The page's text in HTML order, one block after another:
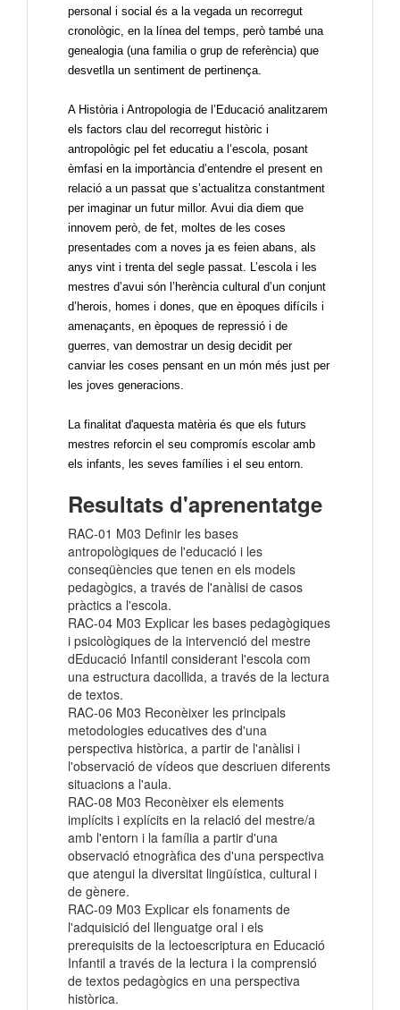
personal i social és a la vegada un recorregut
cronològic, en la línea del temps, però també una
genealogia (una familia o grup de referència) que
desvetlla un sentiment de pertinença.
A Història i Antropologia de l’Educació analitzarem
els factors clau del recorregut històric i
antropològic pel fet educatiu a l’escola, posant
èmfasi en la importància d’entendre el present en
relació a un passat que s’actualitza constantment
per imaginar un futur millor. Avui dia diem que
innovem però, de fet, moltes de les coses
presentades com a noves ja es feien abans, als
anys vint i trenta del segle passat. L’escola i les
mestres d’avui són l’herència cultural d’un conjunt
d’herois, homes i dones, que en èpoques difícils i
amenaçants, en èpoques de repressió i de
guerres, van demostrar un desig decidit per
canviar les coses pensant en un món més just per
les joves generacions.
La finalitat d'aquesta matèria és que els futurs
mestres reforcin el seu compromís escolar amb
els infants, les seves famílies i el seu entorn.
Resultats d'aprenentatge
RAC-01 M03 Definir les bases
antropològiques de l'educació i les
conseqüències que tenen en els models
pedagògics, a través de l'anàlisi de casos
pràctics a l'escola.
RAC-04 M03 Explicar les bases pedagògiques
i psicològiques de la intervenció del mestre
dEducació Infantil considerant l'escola com
una estructura dacollida, a través de la lectura
de textos.
RAC-06 M03 Reconèixer les principals
metodologies educatives des d'una
perspectiva històrica, a partir de l'anàlisi i
l'observació de vídeos que descriuen diferents
situacions a l'aula.
RAC-08 M03 Reconèixer els elements
implícits i explícits en la relació del mestre/a
amb l'entorn i la família a partir d'una
observació etnogràfica des d'una perspectiva
que atengui la diversitat lingüística, cultural i
de gènere.
RAC-09 M03 Explicar els fonaments de
l'adquisició del llenguatge oral i els
prerequisits de la lectoescriptura en Educació
Infantil a través de la lectura i la comprensió
de textos pedagògics en una perspectiva
històrica.